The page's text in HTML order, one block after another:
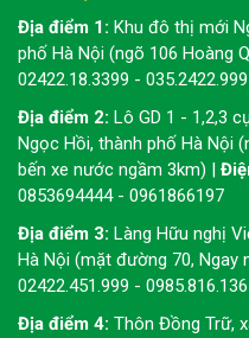
Địa điểm 1: Khu đô thị mới
phố Hà Nội (ngõ 106 Hoàng
02422.18.3399 -
Địa điểm 2: Lô GD 1 - 1,2,3
Ngọc Hồi, thành phố Hà Nội
bến xe nước ngầm 3km) |
0853694444 - 0961866197
Địa điểm 3: Làng Hữu nghị
Hà Nội (mặt đường 70, Ngay
02422.451.999 - 0985.816.136
Địa điểm 4: Thôn Đồng Trữ,